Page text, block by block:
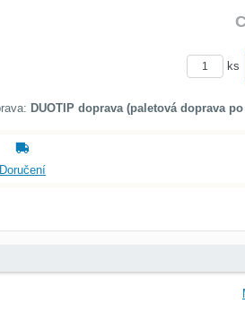
ks
DUOTIP doprava (paletová doprava
Doručení